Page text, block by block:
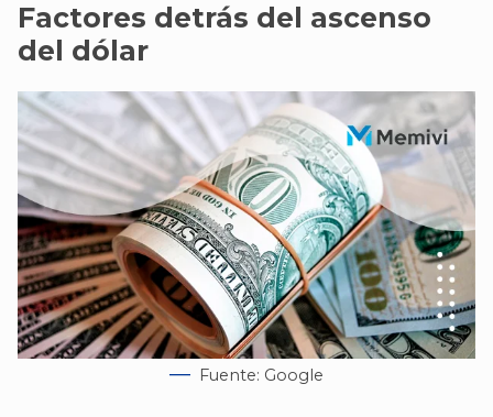
Factores detrás del ascenso
del dólar
Fuente: Google